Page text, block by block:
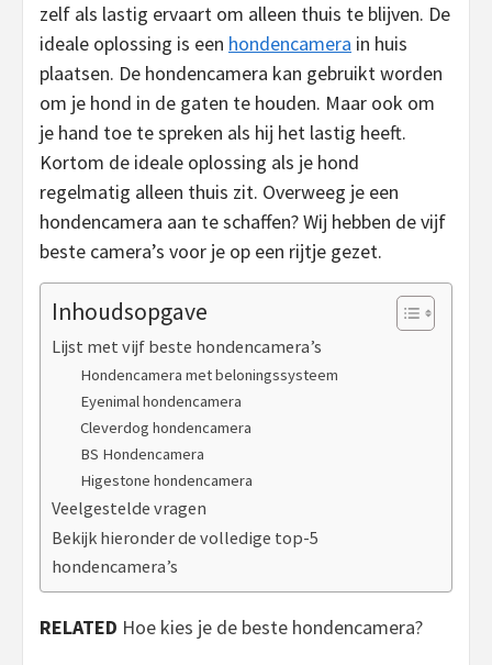
zelf als lastig ervaart om alleen thuis te blijven. De
ideale oplossing is een hondencamera in huis
plaatsen. De hondencamera kan gebruikt worden
om je hond in de gaten te houden. Maar ook om
je hand toe te spreken als hij het lastig heeft.
Kortom de ideale oplossing als je hond
regelmatig alleen thuis zit. Overweeg je een
hondencamera aan te schaffen? Wij hebben de vijf
beste camera’s voor je op een rijtje gezet.
Inhoudsopgave
Lijst met vijf beste hondencamera’s
Hondencamera met beloningssysteem
Eyenimal hondencamera
Cleverdog hondencamera
BS Hondencamera
Higestone hondencamera
Veelgestelde vragen
Bekijk hieronder de volledige top-5
hondencamera’s
RELATED Hoe kies je de beste hondencamera?